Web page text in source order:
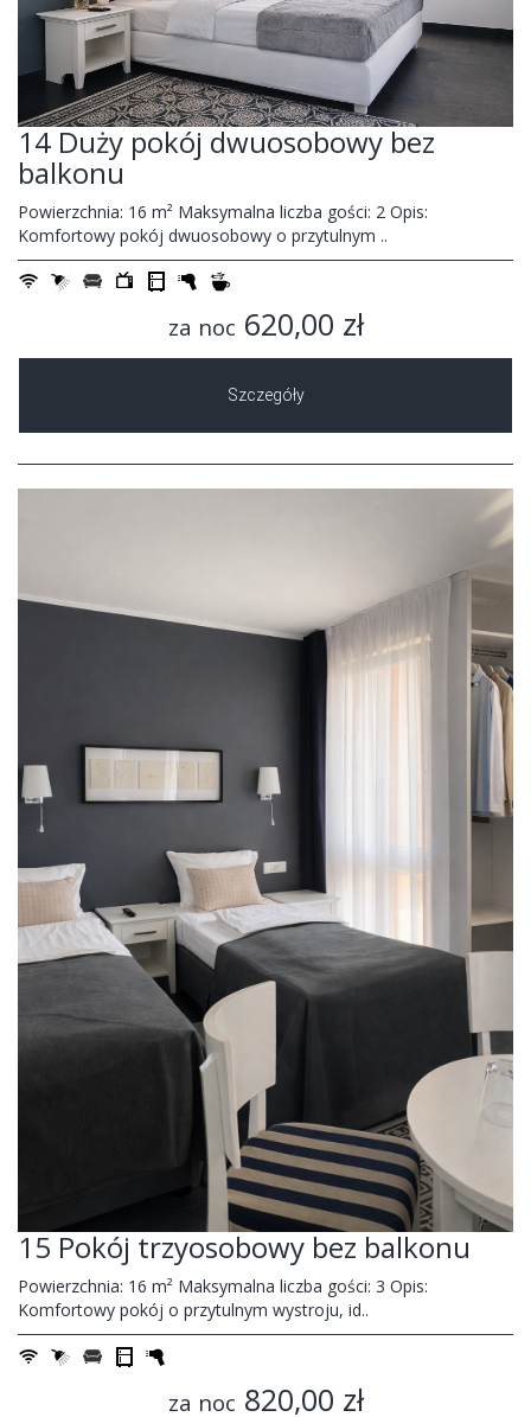
14 Duży pokój dwuosobowy bez
balkonu
Powierzchnia: 16 m² Maksymalna liczba gości: 2 Opis:
Komfortowy pokój dwuosobowy o przytulnym ..
za noc 620,00 zł
Szczegóły
15 Pokój trzyosobowy bez balkonu
Powierzchnia: 16 m² Maksymalna liczba gości: 3 Opis:
Komfortowy pokój o przytulnym wystroju, id..
za noc 820,00 zł